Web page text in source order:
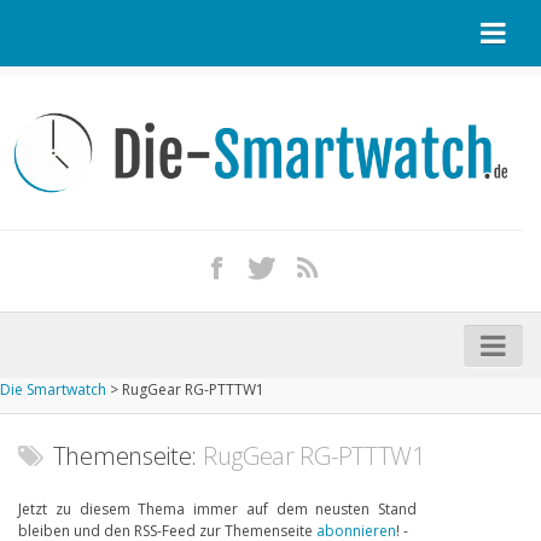
Kontakt / Tipp geben
Impressum
iPhone kaufen
Startseite
Aktuelle Smartwatches im Test
Die Smartwatch > RugGear RG-PTTTW1
Themenseite: RugGear RG-PTTTW1
Jetzt zu diesem Thema immer auf dem neusten Stand
bleiben und den RSS-Feed zur Themenseite abonnieren! -